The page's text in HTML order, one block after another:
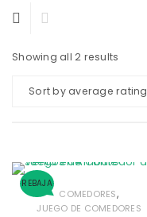
Showing all 2 results
Sort by average rating
REBAJA
COMEDORES,
JUEGO DE COMEDORES